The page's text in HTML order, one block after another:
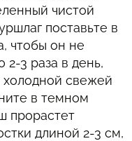
чистой
поставьте в
чтобы он не
2-3 раза в день,
свежей
в темном
прорастет
длиной 2-3 см,